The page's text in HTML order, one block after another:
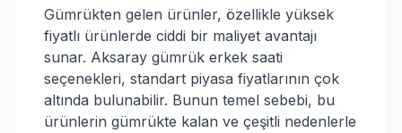
Gümrükten gelen ürünler, özellikle yüksek
fiyatlı ürünlerde ciddi bir maliyet avantajı
sunar. Aksaray gümrük erkek saati
seçenekleri, standart piyasa fiyatlarının çok
altında bulunabilir. Bunun temel sebebi, bu
ürünlerin gümrükte kalan ve çeşitli nedenlerle